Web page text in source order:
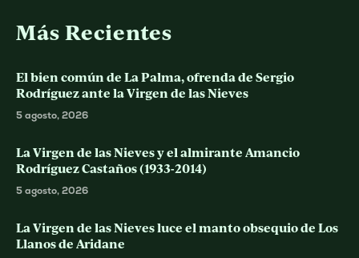
Más Recientes
El bien común de La Palma, ofrenda de Sergio
Rodríguez ante la Virgen de las Nieves
5 agosto, 2026
La Virgen de las Nieves y el almirante Amancio
Rodríguez Castaños (1933-2014)
5 agosto, 2026
La Virgen de las Nieves luce el manto obsequio de Los
Llanos de Aridane